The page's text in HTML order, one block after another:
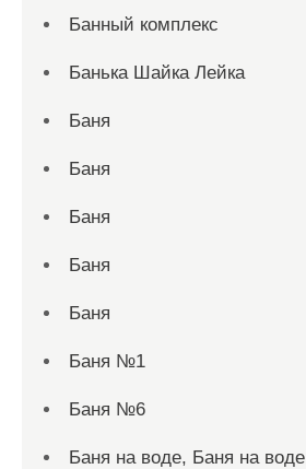
Банный комплекс
Банька Шайка Лейка
Баня
Баня
Баня
Баня
Баня
Баня №1
Баня №6
Баня на воде, Баня на воде